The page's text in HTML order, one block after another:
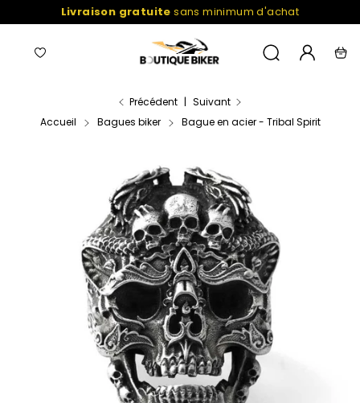
au
Livraison gratuite sans minimum d'achat
Navigation
Liste
Recherche
Mon
Accueil Bagues biker Bague en acier - Tribal Spirit
Précédent | Suivant